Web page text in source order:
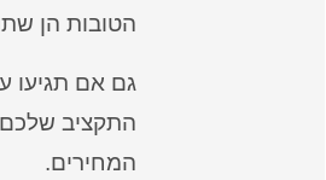
הטובות הן
גם אם תגיעו
התקציב
המחירים.